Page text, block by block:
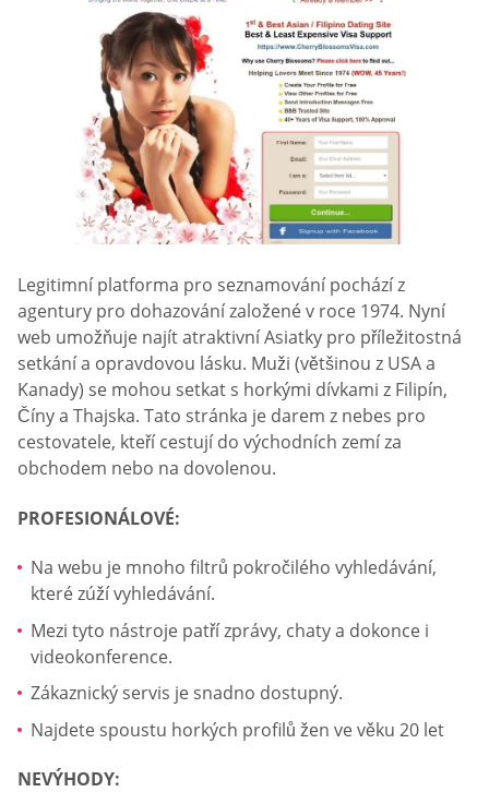
Legitimní platforma pro seznamování pochází z
agentury pro dohazování založené v roce 1974. Nyní
web umožňuje najít atraktivní Asiatky pro příležitostná
setkání a opravdovou lásku. Muži (většinou z USA a
Kanady) se mohou setkat s horkými dívkami z Filipín,
Číny a Thajska. Tato stránka je darem z nebes pro
cestovatele, kteří cestují do východních zemí za
obchodem nebo na dovolenou.
PROFESIONÁLOVÉ:
Na webu je mnoho filtrů pokročilého vyhledávání,
které zúží vyhledávání.
Mezi tyto nástroje patří zprávy, chaty a dokonce i
videokonference.
Zákaznický servis je snadno dostupný.
Najdete spoustu horkých profilů žen ve věku 20 let
NEVÝHODY: